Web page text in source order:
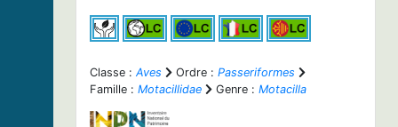
Classe : Aves Ordre : Passeriformes
Famille : Motacillidae Genre : Motacilla